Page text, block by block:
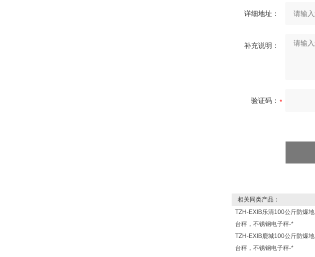
详细地址：
补充说明：
验证码：
相关同类产品：
TZH-EXIB乐清100公斤防爆地
台秤，不锈钢电子秤-*
TZH-EXIB鹿城100公斤防爆地
台秤，不锈钢电子秤-*